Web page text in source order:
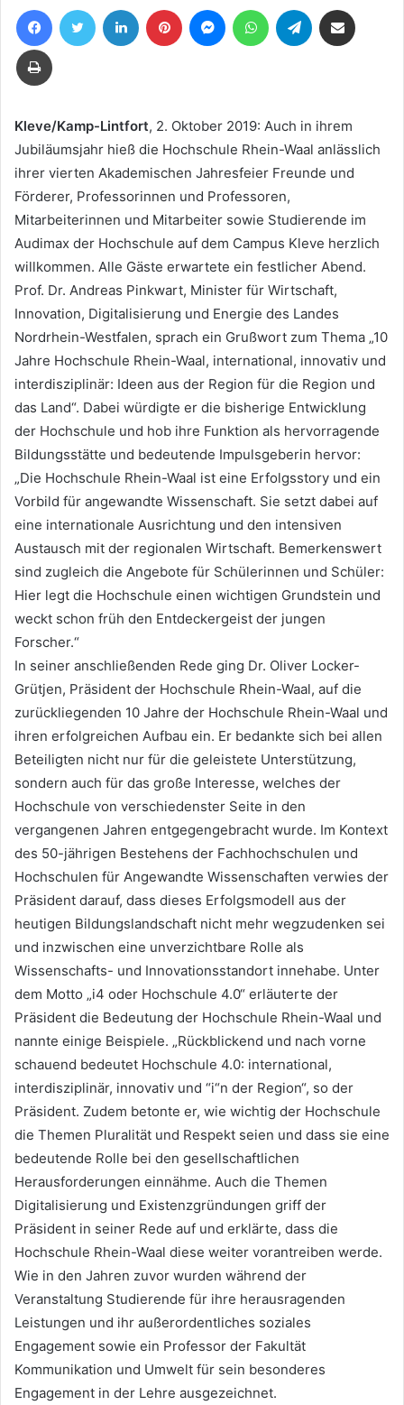
eine
E-
FacebookTwitter LinkedIn Pinterest MessengerWhatsAppTelegram
Drucken
Kleve/Kamp-Lintfort, 2. Oktober 2019: Auch in ihrem
Jubiläumsjahr hieß die Hochschule Rhein-Waal anlässlich
ihrer vierten Akademischen Jahresfeier Freunde und
Förderer, Professorinnen und Professoren,
Mitarbeiterinnen und Mitarbeiter sowie Studierende im
Audimax der Hochschule auf dem Campus Kleve herzlich
willkommen. Alle Gäste erwartete ein festlicher Abend.
Prof. Dr. Andreas Pinkwart, Minister für Wirtschaft,
Innovation, Digitalisierung und Energie des Landes
Nordrhein-Westfalen, sprach ein Grußwort zum Thema „10
Jahre Hochschule Rhein-Waal, international, innovativ und
interdisziplinär: Ideen aus der Region für die Region und
das Land“. Dabei würdigte er die bisherige Entwicklung
der Hochschule und hob ihre Funktion als hervorragende
Bildungsstätte und bedeutende Impulsgeberin hervor:
„Die Hochschule Rhein-Waal ist eine Erfolgsstory und ein
Vorbild für angewandte Wissenschaft. Sie setzt dabei auf
eine internationale Ausrichtung und den intensiven
Austausch mit der regionalen Wirtschaft. Bemerkenswert
sind zugleich die Angebote für Schülerinnen und Schüler:
Hier legt die Hochschule einen wichtigen Grundstein und
weckt schon früh den Entdeckergeist der jungen
Forscher.“
In seiner anschließenden Rede ging Dr. Oliver Locker-
Grütjen, Präsident der Hochschule Rhein-Waal, auf die
zurückliegenden 10 Jahre der Hochschule Rhein-Waal und
ihren erfolgreichen Aufbau ein. Er bedankte sich bei allen
Beteiligten nicht nur für die geleistete Unterstützung,
sondern auch für das große Interesse, welches der
Hochschule von verschiedenster Seite in den
vergangenen Jahren entgegengebracht wurde. Im Kontext
des 50-jährigen Bestehens der Fachhochschulen und
Hochschulen für Angewandte Wissenschaften verwies der
Präsident darauf, dass dieses Erfolgsmodell aus der
heutigen Bildungslandschaft nicht mehr wegzudenken sei
und inzwischen eine unverzichtbare Rolle als
Wissenschafts- und Innovationsstandort innehabe. Unter
dem Motto „i4 oder Hochschule 4.0“ erläuterte der
Präsident die Bedeutung der Hochschule Rhein-Waal und
nannte einige Beispiele. „Rückblickend und nach vorne
schauend bedeutet Hochschule 4.0: international,
interdisziplinär, innovativ und “i“n der Region“, so der
Präsident. Zudem betonte er, wie wichtig der Hochschule
die Themen Pluralität und Respekt seien und dass sie eine
bedeutende Rolle bei den gesellschaftlichen
Herausforderungen einnähme. Auch die Themen
Digitalisierung und Existenzgründungen griff der
Präsident in seiner Rede auf und erklärte, dass die
Hochschule Rhein-Waal diese weiter vorantreiben werde.
Wie in den Jahren zuvor wurden während der
Veranstaltung Studierende für ihre herausragenden
Leistungen und ihr außerordentliches soziales
Engagement sowie ein Professor der Fakultät
Kommunikation und Umwelt für sein besonderes
Engagement in der Lehre ausgezeichnet.